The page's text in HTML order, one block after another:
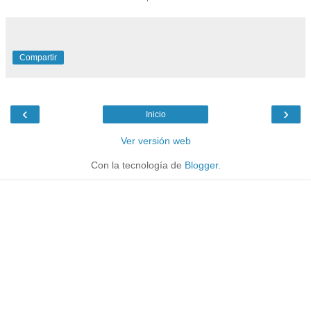
Compartir
‹ ›
Inicio
Ver versión web
Con la tecnología de Blogger.